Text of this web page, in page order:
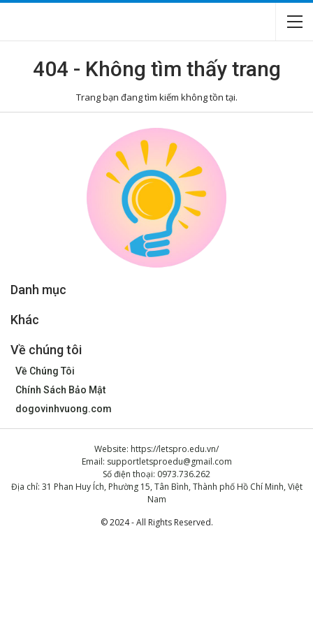
404 - Không tìm thấy trang
Trang bạn đang tìm kiếm không tồn tại.
Danh mục
Khác
Về chúng tôi
Về Chúng Tôi
Chính Sách Bảo Mật
dogovinhvuong.com
Website: https://letspro.edu.vn/
Email: supportletsproedu@gmail.com
Số điện thoại: 0973.736.262
Địa chỉ: 31 Phan Huy Ích, Phường 15, Tân Bình, Thành phố Hồ Chí Minh, Việt
Nam
© 2024 - All Rights Reserved.